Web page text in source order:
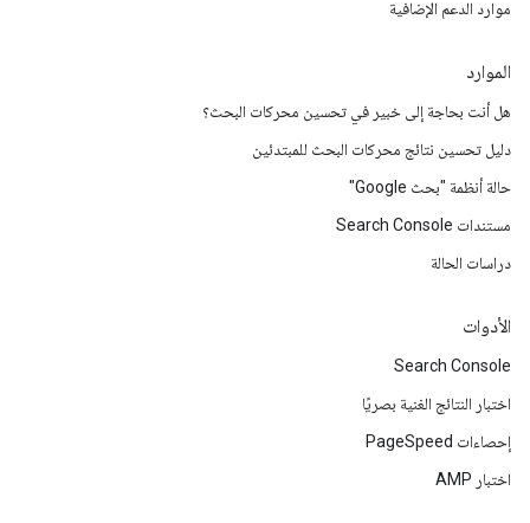
موارد الدعم الإضافية
الموارد
هل أنت بحاجة إلى خبير في تحسين محركات البحث؟
دليل تحسين نتائج محركات البحث للمبتدئين
حالة أنظمة "بحث Google"
مستندات Search Console
دراسات الحالة
الأدوات
Search Console
اختبار النتائج الغنية بصريًا
إحصاءات PageSpeed
اختبار AMP